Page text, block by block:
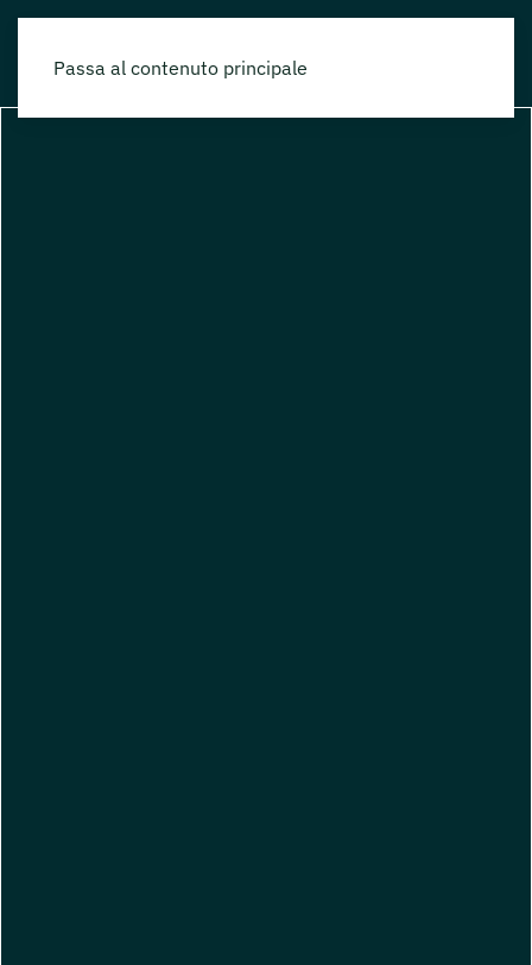
Passa al contenuto principale